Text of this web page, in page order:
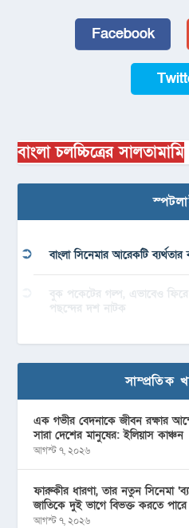
Facebook
বাংলা চলচ্চিত্রের সালতামামি
বাংলা সিনেমার আরেকটি
বুক পকেটের গল্প, এভাবেও
পছন্দের দশ নাটক
সাম্প্রতিক
এক গভীর বেদনাকে জীবন রক্ষার
সারা দেশের মানুষের: ইলিয়াস কাঞ্চন
আগস্ট ৭, ২০২৬
ফারুকীর ধারণা, তার নতুন সিনেমা
জাতিকে দুই ভাগে বিভক্ত করতে পারে
আগস্ট ৭, ২০২৬